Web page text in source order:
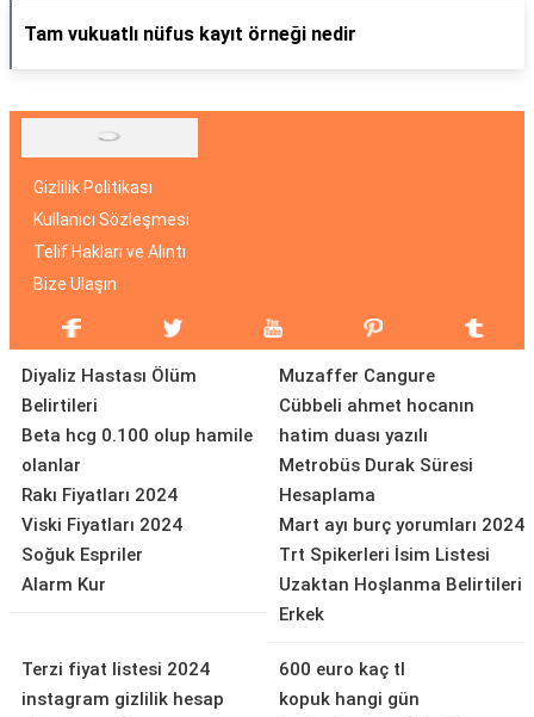
Tam vukuatlı nüfus kayıt örneği nedir
Gizlilik Politikası
Kullanıcı Sözleşmesi
Telif Hakları ve Alıntı
Bize Ulaşın
Diyaliz Hastası Ölüm
Belirtileri
Beta hcg 0.100 olup hamile
olanlar
Rakı Fiyatları 2024
Viski Fiyatları 2024
Soğuk Espriler
Alarm Kur
Muzaffer Cangure
Cübbeli ahmet hocanın
hatim duası yazılı
Metrobüs Durak Süresi
Hesaplama
Mart ayı burç yorumları 2024
Trt Spikerleri İsim Listesi
Uzaktan Hoşlanma Belirtileri
Erkek
Terzi fiyat listesi 2024
instagram gizlilik hesap
600 euro kaç tl
kopuk hangi gün